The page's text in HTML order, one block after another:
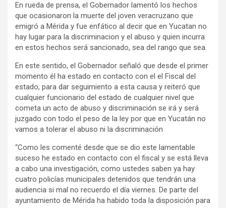
En rueda de prensa, el Gobernador lamentó los hechos
que ocasionaron la muerte del joven veracruzano que
emigró a Mérida y fue enfático al decir que en Yucatan no
hay lugar para la discriminacion y el abuso y quien incurra
en estos hechos será sancionado, sea del rango que sea.
En este sentido, el Gobernador señaló que desde el primer
momento él ha estado en contacto con el el Fiscal del
estado, para dar seguimiento a esta causa y reiteró que
cualquier funcionario del estado de cualquier nivel que
cometa un acto de abuso y discriminación se irá y será
juzgado con todo el peso de la ley por que en Yucatán no
vamos a tolerar el abuso ni la discriminación
“Como les comenté desde que se dio este lamentable
suceso he estado en contacto con el fiscal y se está lleva
a cabo una investigación, como ustedes saben ya hay
cuatro policías municipales detenidos que tendrán una
audiencia si mal no recuerdo el día viernes. De parte del
ayuntamiento de Mérida ha habido toda la disposición para